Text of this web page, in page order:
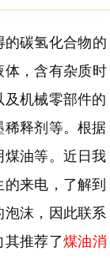
的碳氢化合物的
体，含有杂质时
机械零部件的
释剂等。根据
煤油等。近日我
来电，了解到
沫，因此联系
其推荐了煤油消